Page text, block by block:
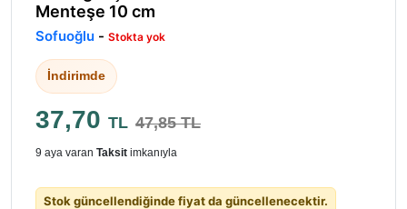
Menteşe 10 cm
Sofuoğlu - Stokta yok
İndirimde
37,70 TL 47,85 TL
9 aya varan Taksit imkanıyla
Stok güncellendiğinde fiyat da güncellenecektir.